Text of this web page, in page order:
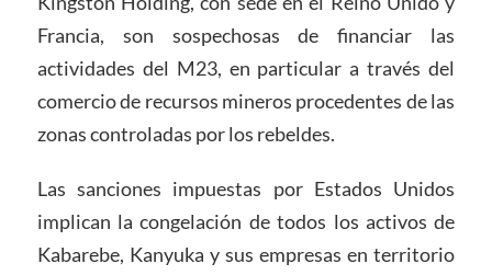
Francia, son sospechosas de financiar las
actividades del M23, en particular a través del
comercio de recursos mineros procedentes de las
zonas controladas por los rebeldes.
Las sanciones impuestas por Estados Unidos
implican la congelación de todos los activos de
Kabarebe, Kanyuka y sus empresas en territorio